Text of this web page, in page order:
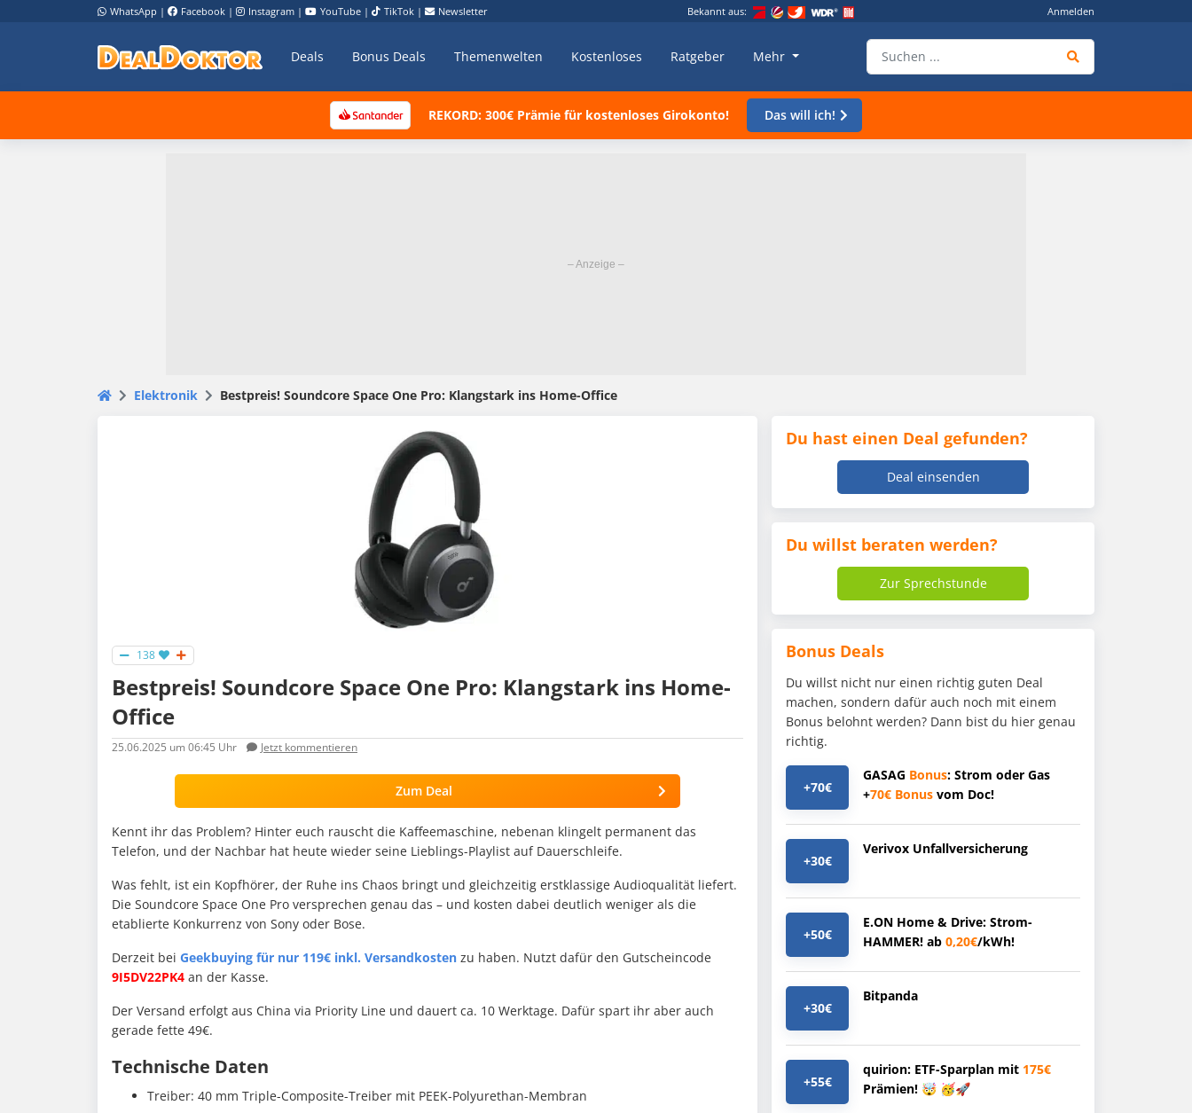
WhatsApp | Facebook | Instagram | YouTube | TikTok | Newsletter Bekannt aus: Anmelden
Deals Bonus Deals Themenwelten Kostenloses Ratgeber Mehr
REKORD: 300€ Prämie für kostenloses Girokonto! Das will ich!
Elektronik Bestpreis! Soundcore Space One Pro: Klangstark ins Home-Office
138
Bestpreis! Soundcore Space One Pro: Klangstark ins Home-
Office
25.06.2025 um 06:45 Uhr Jetzt kommentieren
Zum Deal
Kennt ihr das Problem? Hinter euch rauscht die Kaffeemaschine, nebenan klingelt permanent das
Telefon, und der Nachbar hat heute wieder seine Lieblings-Playlist auf Dauerschleife.
Was fehlt, ist ein Kopfhörer, der Ruhe ins Chaos bringt und gleichzeitig erstklassige Audioqualität liefert.
Die Soundcore Space One Pro versprechen genau das – und kosten dabei deutlich weniger als die
etablierte Konkurrenz von Sony oder Bose.
Derzeit bei Geekbuying für nur 119€ inkl. Versandkosten zu haben. Nutzt dafür den Gutscheincode
9I5DV22PK4 an der Kasse.
Der Versand erfolgt aus China via Priority Line und dauert ca. 10 Werktage. Dafür spart ihr aber auch
gerade fette 49€.
Technische Daten
Treiber: 40 mm Triple-Composite-Treiber mit PEEK-Polyurethan-Membran
Du hast einen Deal gefunden?
Deal einsenden
Du willst beraten werden?
Zur Sprechstunde
Bonus Deals
Du willst nicht nur einen richtig guten Deal
machen, sondern dafür auch noch mit einem
Bonus belohnt werden? Dann bist du hier genau
richtig.
+70€
GASAG Bonus: Strom oder Gas
+70€ Bonus vom Doc!
+30€
Verivox Unfallversicherung
+50€
E.ON Home & Drive: Strom-
HAMMER! ab 0,20€/kWh!
+30€
Bitpanda
+55€
quirion: ETF-Sparplan mit 175€
Prämien! 🤯 🥳🚀